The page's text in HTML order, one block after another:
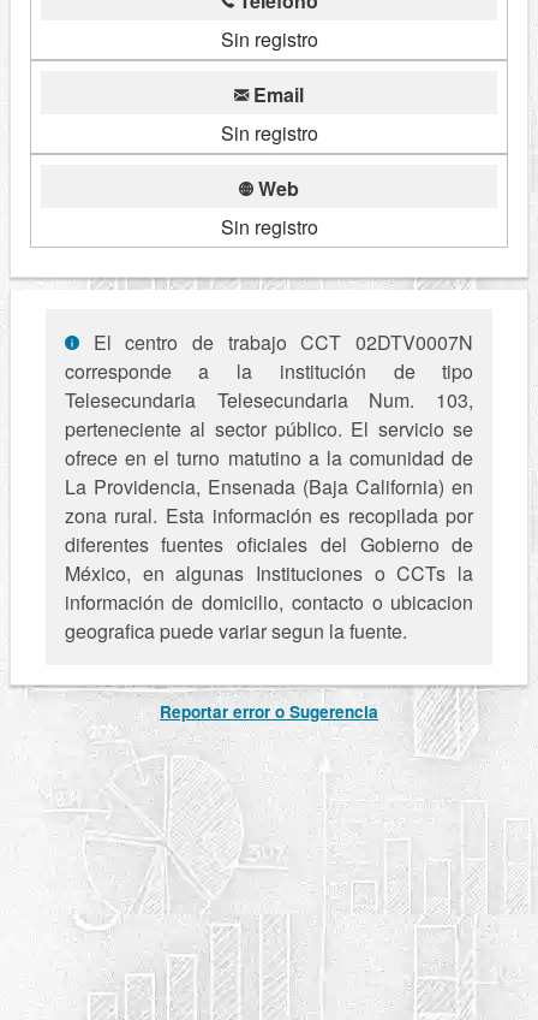
Sin registro
Email
Sin registro
Web
Sin registro
El centro de trabajo CCT 02DTV0007N
corresponde a la institución de tipo
Telesecundaria Telesecundaria Num. 103,
perteneciente al sector público. El servicio se
ofrece en el turno matutino a la comunidad de
La Providencia, Ensenada (Baja California) en
zona rural. Esta información es recopilada por
diferentes fuentes oficiales del Gobierno de
México, en algunas Instituciones o CCTs la
información de domicilio, contacto o ubicacion
geografica puede variar segun la fuente.
Reportar error o Sugerencia